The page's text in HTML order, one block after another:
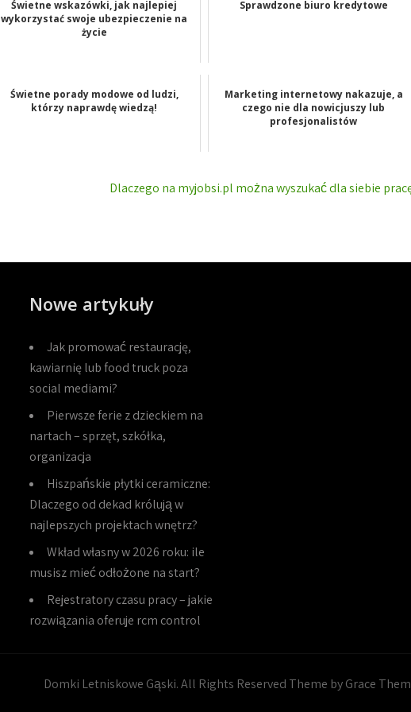
Świetne wskazówki, jak najlepiej
wykorzystać swoje ubezpieczenie na
życie
Sprawdzone biuro kredytowe
Świetne porady modowe od ludzi,
którzy naprawdę wiedzą!
Marketing internetowy nakazuje, a
czego nie dla nowicjuszy lub
profesjonalistów
Dlaczego na myjobsi.pl można wyszukać dla siebie
Nowe artykuły
Jak promować restaurację,
kawiarnię lub food truck poza
social mediami?
Pierwsze ferie z dzieckiem na
nartach – sprzęt, szkółka,
organizacja
Hiszpańskie płytki ceramiczne:
Dlaczego od dekad królują w
najlepszych projektach wnętrz?
Wkład własny w 2026 roku: ile
musisz mieć odłożone na start?
Rejestratory czasu pracy – jakie
rozwiązania oferuje rcm control
Domki Letniskowe Gąski. All Rights Reserved Theme by Grace